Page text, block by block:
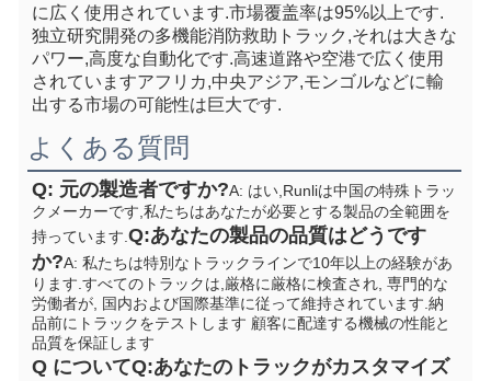
に広く使用されています.市場覆盖率は95%以上です.
独立研究開発の多機能消防救助トラック,それは大きな
パワー,高度な自動化です.高速道路や空港で広く使用
されていますアフリカ,中央アジア,モンゴルなどに輸
出する市場の可能性は巨大です.
よくある質問
Q: 元の製造者ですか?A: はい,Runliは中国の特殊トラッ
クメーカーです,私たちはあなたが必要とする製品の全範囲を
持っています. Q:あなたの製品の品質はどうです
か?A: 私たちは特別なトラックラインで10年以上の経験があ
ります.すべてのトラックは,厳格に厳格に検査され, 専門的な
労働者が, 国内および国際基準に従って維持されています.納
品前にトラックをテストします 顧客に配達する機械の性能と
品質を保証します
Q についてQ:あなたのトラックがカスタマイズ